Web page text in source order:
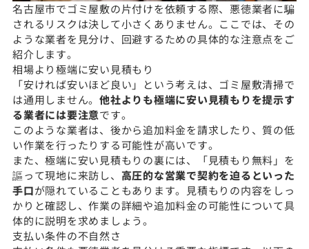
名古屋市でゴミ屋敷の片付けを依頼する際、悪徳業者に騙
されるリスクは決して小さくありません。ここでは、その
ような業者を見分け、回避するための具体的な注意点をご
紹介します。
相場より極端に安い見積もり
「安ければ安いほど良い」という考えは、ゴミ屋敷清掃で
は通用しません。 他社よりも極端に安い見積もりを提示す
る業者には要注意です。
このような業者は、後から追加料金を請求したり、質の低
い作業を行ったりする可能性が高いです。
また、極端に安い見積もりの裏には、「見積もり無料」を
謳って現地に来訪し、 高圧的な営業で契約を迫るといった
手口が隠れていることもあります。見積もりの内容をしっ
かりと確認し、作業の詳細や追加料金の可能性について具
体的に説明を求めましょう。
支払い条件の不自然さ